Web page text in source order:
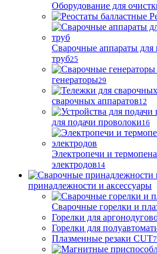
Оборудование для
Сварочные аппараты
труб25
генераторы29
сварочных аппаратов12
для подачи проволоки16
Электропечи и
электродов14
принадлежности и аксессуары
Сварочные горелки и
Горелки для
Горелки для
Плазменные резаки CUT